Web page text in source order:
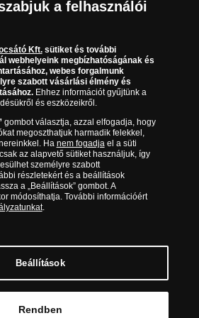
Kosárba tesz
és értéke
hétfőtől csütörtökig 9.00 és 17.00
9.00 és 15.00 óra között)
Budapest, Váci út 33. Cégjegyzékszám: 01-09-
kötött tevékenységet folytat. Kereskedelmi
© Copyright 2026 - Magyar Éremkibocsátó Kft.
a felhasználói
Kft.sütiket és további
webhelyeink megbízhatóságának és
webes forgalmunk
szabott vásárlási élmény és
Ehhez információt gyűjtünk a
és eszközeikről.
gombot választja, azzal elfogadja, hogy
megoszthatjuk harmadik felekkel,
Ha nem fogadjael a süti
az alapvető sütiket használjuk, így
személyre szabott
részletekért és a beállítások
a „Beállítások” gombot. A
módosíthatja. További információért
.
Beállítások
Rendben